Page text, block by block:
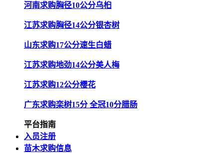
河南求购胸径10公分乌桕
江苏求购胸径14公分银杏树
山东求购17公分速生白蜡
江苏求购地劲14公分美人梅
江苏求购12公分樱花
广东求购栾树15分 全冠10分腊肠
平台指南
入员注册
苗木求购信息